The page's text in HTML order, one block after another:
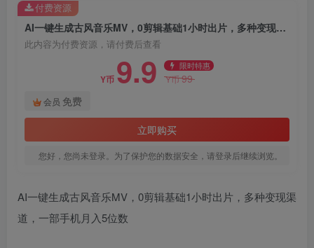
AI一键生成古风音乐MV，0剪辑基础1小时出片，多种变现渠道，一部手机月入5位数
此内容为付费资源，请付费后查看
Y币 9.9 限时特惠
Y币99
会员 免费
立即购买
您好，您尚未登录。为了保护您的数据安全，请登录后继续浏览。
付费资源
AI一键生成古风音乐MV，0剪辑基础1小时出片，多种变现渠
道，一部手机月入5位数